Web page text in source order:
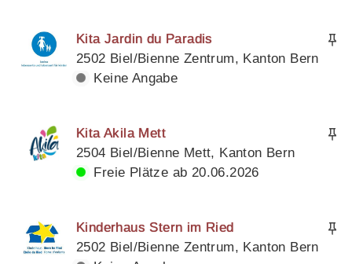
Kita Jardin du Paradis
2502 Biel/Bienne Zentrum, Kanton Bern
Keine Angabe
Kita Akila Mett
2504 Biel/Bienne Mett, Kanton Bern
Freie Plätze ab 20.06.2026
Kinderhaus Stern im Ried
2502 Biel/Bienne Zentrum, Kanton Bern